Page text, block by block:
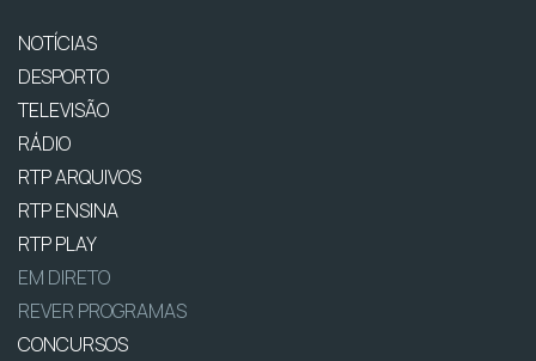
NOTÍCIAS
DESPORTO
TELEVISÃO
RÁDIO
RTP ARQUIVOS
RTP ENSINA
RTP PLAY
EM DIRETO
REVER PROGRAMAS
CONCURSOS